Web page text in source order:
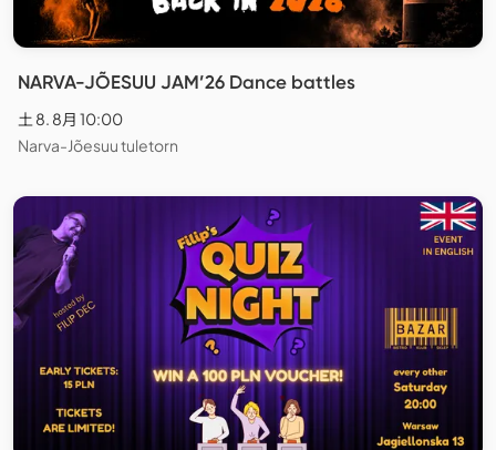
NARVA-JÕESUU JAM’26 Dance battles
土 8. 8月 10:00
Narva-Jõesuu tuletorn